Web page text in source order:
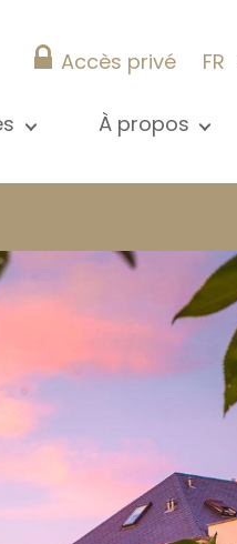
Accès privé FR
syndic
À propos
Conseils
Carrière